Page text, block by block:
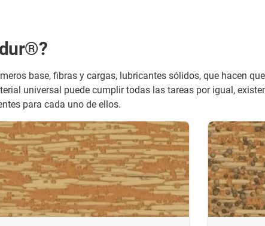
base, fibras y cargas, lubricantes sólidos, que hacen
universal puede cumplir todas las tareas por igual,
para cada uno de ellos.